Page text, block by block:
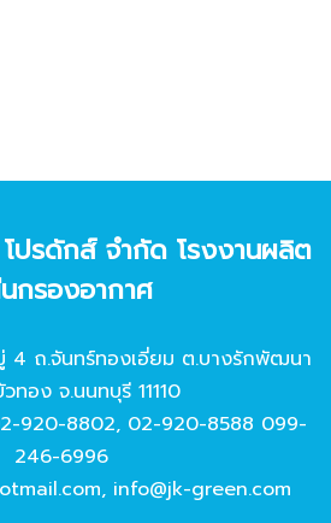
ปรดักส์ จํากัด โรงงานผลิต
กรองอากาศ
4 ถ.จันทร์ทองเอี่ยม ต.บางรักพัฒนา
ทอง จ.นนทบุรี 11110
920-8802, 02-920-8588 099-
246-6996
, info@jk-green.com